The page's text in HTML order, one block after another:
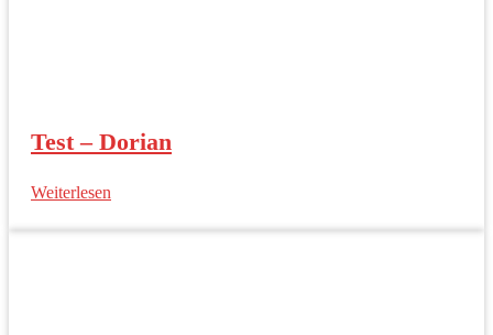
Test – Dorian
Weiterlesen